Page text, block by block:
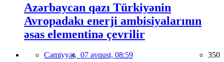
Azərbaycan qazı Türkiyənin
Avropadakı enerji ambisiyalarının
əsas elementinə çevrilir
Cəmiyyət, 07 avqust, 08:59 350